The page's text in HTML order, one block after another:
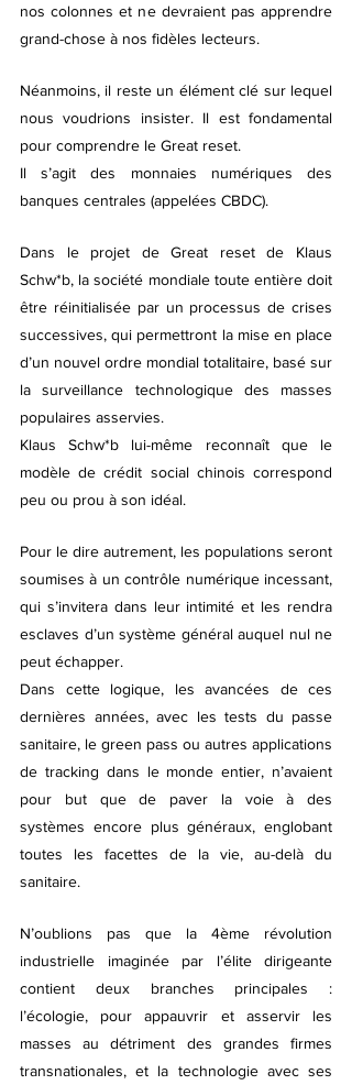
nos colonnes et ne devraient pas apprendre
grand-chose à nos fidèles lecteurs.
Néanmoins, il reste un élément clé sur lequel
nous voudrions insister. Il est fondamental
pour comprendre le Great reset.
Il s’agit des monnaies numériques des
banques centrales (appelées CBDC).
Dans le projet de Great reset de Klaus
Schw*b, la société mondiale toute entière doit
être réinitialisée par un processus de crises
successives, qui permettront la mise en place
d’un nouvel ordre mondial totalitaire, basé sur
la surveillance technologique des masses
populaires asservies.
Klaus Schw*b lui-même reconnaît que le
modèle de crédit social chinois correspond
peu ou prou à son idéal.
Pour le dire autrement, les populations seront
soumises à un contrôle numérique incessant,
qui s’invitera dans leur intimité et les rendra
esclaves d’un système général auquel nul ne
peut échapper.
Dans cette logique, les avancées de ces
dernières années, avec les tests du passe
sanitaire, le green pass ou autres applications
de tracking dans le monde entier, n’avaient
pour but que de paver la voie à des
systèmes encore plus généraux, englobant
toutes les facettes de la vie, au-delà du
sanitaire.
N’oublions pas que la 4ème révolution
industrielle imaginée par l’élite dirigeante
contient deux branches principales :
l’écologie, pour appauvrir et asservir les
masses au détriment des grandes firmes
transnationales, et la technologie avec ses